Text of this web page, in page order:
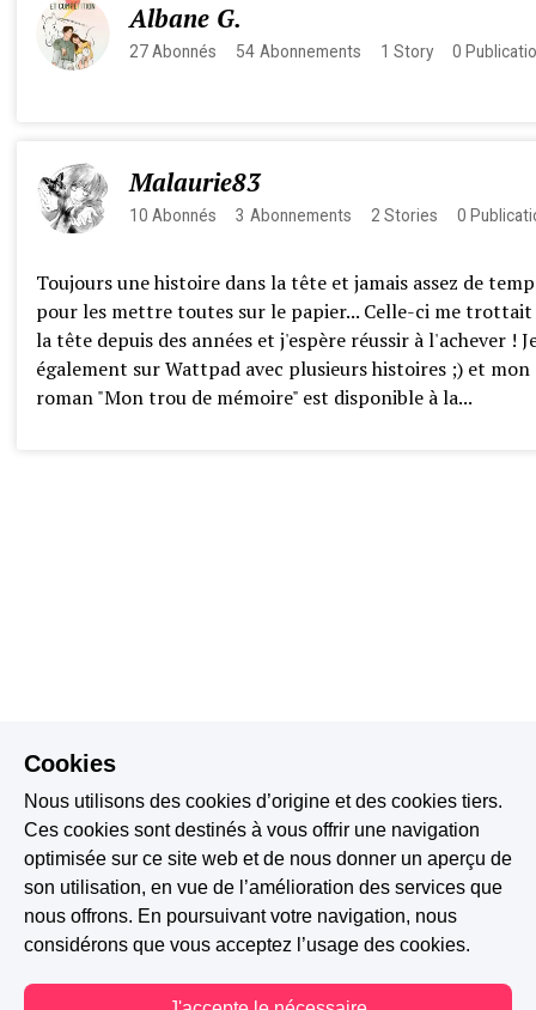
Albane G.
27 Abonnés 54 Abonnements 1 Story 0
Malaurie83
10 Abonnés 3 Abonnements 2 Stories 0
Toujours une histoire dans la tête et jamais assez de
pour les mettre toutes sur le papier... Celle-ci me trottait
la tête depuis des années et j'espère réussir à l'achever !
également sur Wattpad avec plusieurs histoires ;) et mon
roman "Mon trou de mémoire" est disponible à la...
Cookies
Nous utilisons des cookies d’origine et des cookies tiers.
Ces cookies sont destinés à vous offrir une navigation
optimisée sur ce site web et de nous donner un aperçu de
son utilisation, en vue de l’amélioration des services que
nous offrons. En poursuivant votre navigation, nous
considérons que vous acceptez l’usage des cookies.